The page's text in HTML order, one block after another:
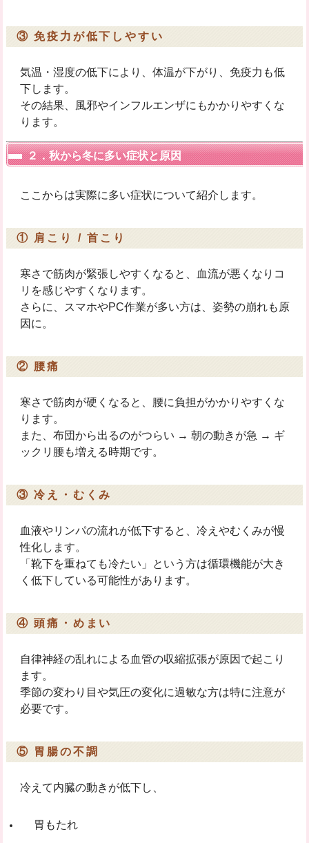
③ 免疫力が低下しやすい
気温・湿度の低下により、体温が下がり、免疫力も低
下します。
その結果、風邪やインフルエンザにもかかりやすくな
ります。
２．秋から冬に多い症状と原因
ここからは実際に多い症状について紹介します。
① 肩こり / 首こり
寒さで筋肉が緊張しやすくなると、血流が悪くなりコ
リを感じやすくなります。
さらに、スマホやPC作業が多い方は、姿勢の崩れも原
因に。
② 腰痛
寒さで筋肉が硬くなると、腰に負担がかかりやすくな
ります。
また、布団から出るのがつらい → 朝の動きが急 → ギ
ックリ腰も増える時期です。
③ 冷え・むくみ
血液やリンパの流れが低下すると、冷えやむくみが慢
性化します。
「靴下を重ねても冷たい」という方は循環機能が大き
く低下している可能性があります。
④ 頭痛・めまい
自律神経の乱れによる血管の収縮拡張が原因で起こり
ます。
季節の変わり目や気圧の変化に過敏な方は特に注意が
必要です。
⑤ 胃腸の不調
冷えて内臓の動きが低下し、
胃もたれ